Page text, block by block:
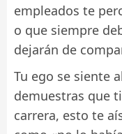
empleados te
o que siempre
dejarán de
Tu ego se siente
demuestras que
carrera, esto te